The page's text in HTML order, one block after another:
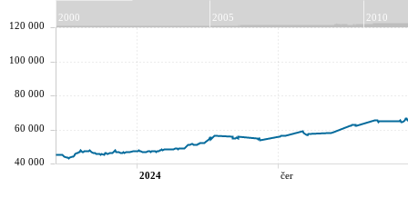
2000 2005 2010
40 000
60 000
80 000
100 000
120 000
2024 čer